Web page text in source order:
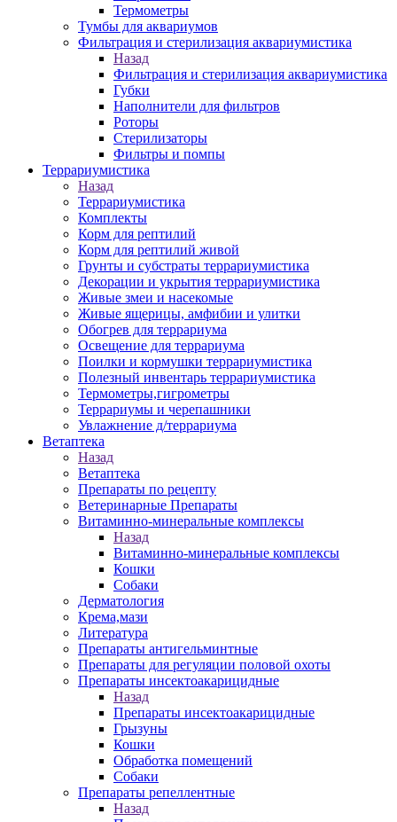
Термометры
Тумбы для аквариумов
Фильтрация и стерилизация аквариумистика
Назад
Фильтрация и стерилизация аквариумистика
Губки
Наполнители для фильтров
Роторы
Стерилизаторы
Фильтры и помпы
Террариумистика
Назад
Террариумистика
Комплекты
Корм для рептилий
Корм для рептилий живой
Грунты и субстраты террариумистика
Декорации и укрытия террариумистика
Живые змеи и насекомые
Живые ящерицы, амфибии и улитки
Обогрев для террариума
Освещение для террариума
Поилки и кормушки террариумистика
Полезный инвентарь террариумистика
Термометры,гигрометры
Террариумы и черепашники
Увлажнение д/террариума
Ветаптека
Назад
Ветаптека
Препараты по рецепту
Ветеринарные Препараты
Витаминно-минеральные комплексы
Назад
Витаминно-минеральные комплексы
Кошки
Собаки
Дерматология
Крема,мази
Литература
Препараты антигельминтные
Препараты для регуляции половой охоты
Препараты инсектоакарицидные
Назад
Препараты инсектоакарицидные
Грызуны
Кошки
Обработка помещений
Собаки
Препараты репеллентные
Назад